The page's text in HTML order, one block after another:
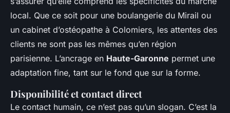
local. Que ce soit pour une boulangerie du Mirail ou
un cabinet d’ostéopathe à Colomiers, les attentes des
clients ne sont pas les mêmes qu’en région
parisienne. L’ancrage en Haute-Garonne permet une
adaptation fine, tant sur le fond que sur la forme.
Disponibilité et contact direct
Le contact humain, ce n’est pas qu’un slogan. C’est la